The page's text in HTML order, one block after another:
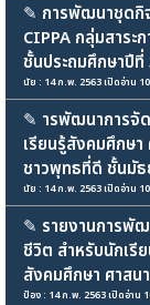
✎ การพัฒนาชุดกิ
CIPPA กลุ่มสาระ
ชั้นประถมศึกษาปีที่
นัย : 14 ก.พ. 2563 เปิดอ่าน
✎ ารพัฒนาการจั
เรียนรู้สังคมศึกษ
ชาวพุทธที่ดี ชั้นมั
นัย : 14 ก.พ. 2563 เปิดอ่าน
✎ รายงานการพัฒ
ชีวิต สำหรับนักเรี
สังคมศึกษา ศาสน
ป๋อง : 14 ก.พ. 2563 เปิดอ่าน